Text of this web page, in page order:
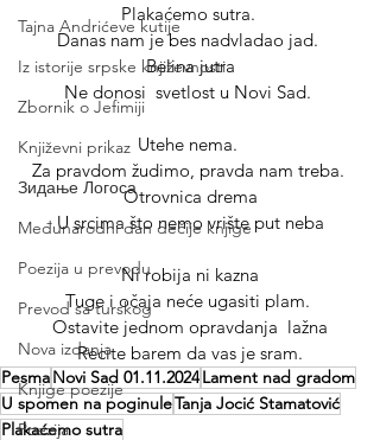
Tajna Andrićeve kutije
Iz istorije srpske književnosti
Zbornik o Jefimiji
Književni prikaz
Зидање Логоса
Međunarodni dan dečije knjige
Poezija u prevodu
Prevod sa turskog
Nova izdanja
Knjige poezije
Poezija
Plakaćemo sutra.
Danas nam je bes nadvladao jad.
Belina jutra
Ne donosi  svetlost u Novi Sad.
Utehe nema.
Za pravdom žudimo, pravda nam treba.
Otrovnica drema
U srcima što nemo vrište put neba
Ni robija ni kazna
Tuge i očaja neće ugasiti plam.
Ostavite jednom opravdanja  lažna
Recite barem da vas je sram.
PesmaNovi Sad 01.11.2024Lament nad gradom
U spomen na poginuleTanja Jocić Stamatović
Plakaćemo sutra